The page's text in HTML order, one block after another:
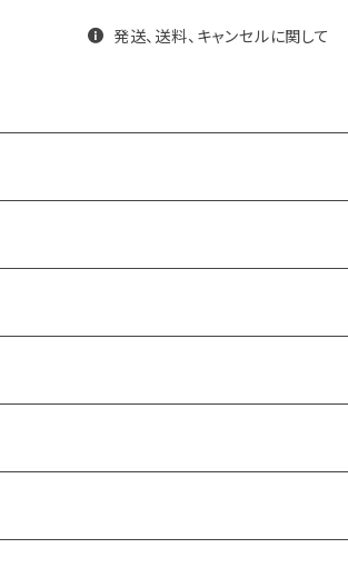
発送、送料、キャンセルに関して